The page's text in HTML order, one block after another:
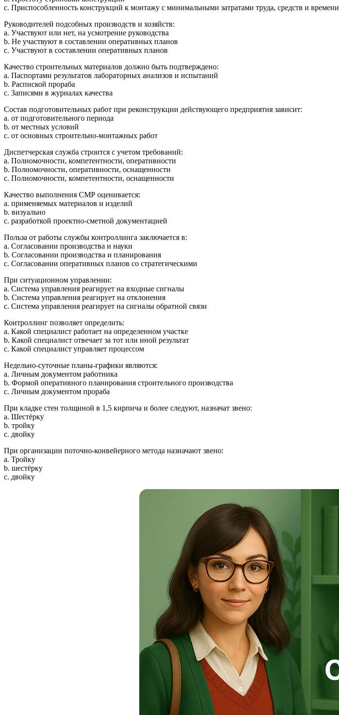
c. Приспособленность конструкций к монтажу с минимальными затратами труда, средств и времени
Руководителей подсобных производств и хозяйств:
a. Участвуют или нет, на усмотрение руководства
b. Не участвуют в составлении оперативных планов
c. Участвуют в составлении оперативных планов
Качество строительных материалов должно быть подтверждено:
a. Паспортами результатов лабораторных анализов и испытаний
b. Распиской прораба
c. Записями в журналах качества
Состав подготовительных работ при реконструкции действующего предприятия зависит:
a. от подготовительного периода
b. от местных условий
c. от основных строительно-монтажных работ
Диспетчерская служба строится с учетом требований:
a. Полномочности, компетентности, оперативности
b. Полномочности, оперативности, оснащенности
c. Полномочности, компетентности, оснащенности
Качество выполнения СМР оценивается:
a. применяемых материалов и изделий
b. визуально
c. разработкой проектно-сметной документацией
Польза от работы службы контроллинга заключается в:
a. Согласовании производства и науки
b. Согласовании производства и планирования
c. Согласовании оперативных планов со стратегическими
При ситуационном управлении:
a. Система управления реагирует на входные сигналы
b. Система управления реагирует на отклонения
c. Система управления реагирует на сигналы обратной связи
Контроллинг позволяет определить:
a. Какой специалист работает на определенном участке
b. Какой специалист отвечает за тот или иной результат
c. Какой специалист управляет процессом
Недельно-суточные планы-графики являются:
a. Личным документом работника
b. Формой оперативного планирования строительного производства
c. Личным документом прораба
При кладке стен толщиной в 1,5 кирпича и более следуют, назначат звено:
a. Шестёрку
b. тройку
c. двойку
При организации поточно-конвейерного метода назначают звено:
a. Тройку
b. шестёрку
c. двойку